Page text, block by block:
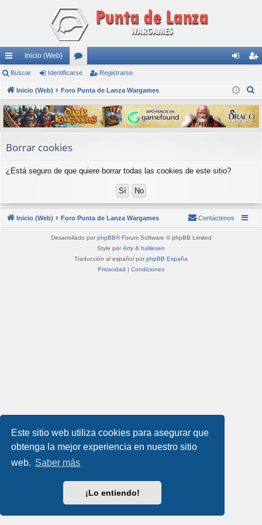
Este sitio web utiliza cookies para asegurar que
obtenga la mejor experiencia en nuestro sitio
web. Saber más
¡Lo entiendo!
nl
ac
es
rá
pi
Inicio (Web)
or
os nti
fic
ar
ist
ra
rs
Buscar Identificarse Registrarse
Inicio (Web) Foro Punta de Lanza Wargames
s
c
Borrar cookies
¿Está seguro de que quiere borrar todas las cookies de este sitio?
Inicio (Web) Foro Punta de Lanza Wargames Contáctenos
Desarrollado por phpBB® Forum Software © phpBB Limited
Style por Arty & halilesen
Traducción al español por phpBB España
Privacidad | Condiciones